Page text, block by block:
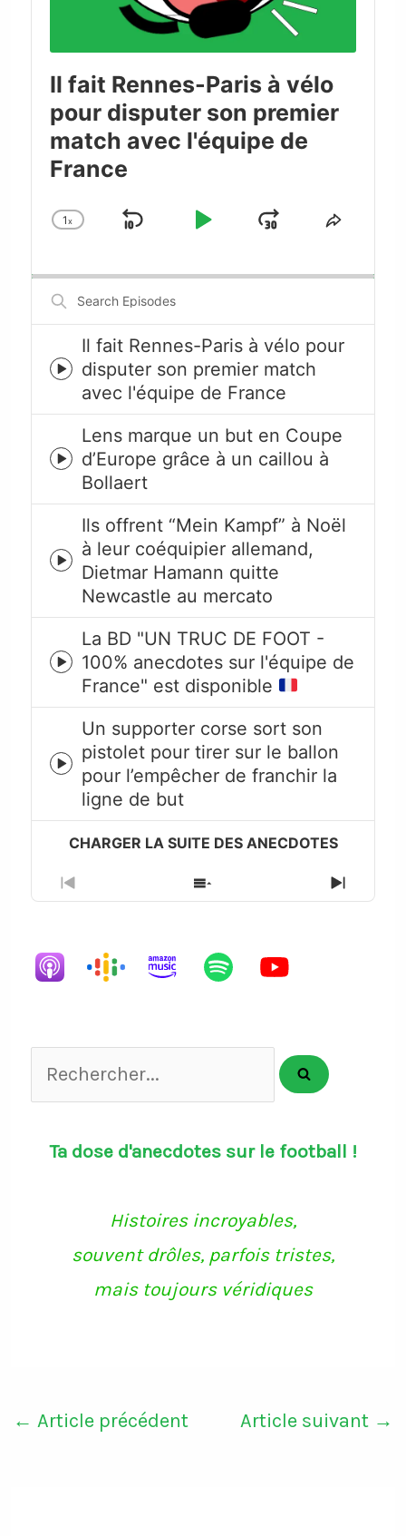
Il fait Rennes-Paris à vélo
pour disputer son premier
match avec l'équipe de
France
Change
1x
Skip
Play
JumpShare
Search
Episodes
Episode
play
icon
Il fait Rennes-Paris à vélo pour
disputer son premier match
avec l'équipe de France
Episode
play
icon
Lens marque un but en Coupe
d’Europe grâce à un caillou à
Bollaert
Episode
play
icon
Ils offrent “Mein Kampf” à Noël
à leur coéquipier allemand,
Dietmar Hamann quitte
Newcastle au mercato
Episode
play
icon
La BD "UN TRUC DE FOOT -
100% anecdotes sur l'équipe de
France" est disponible
Episode
play
icon
Un supporter corse sort son
pistolet pour tirer sur le ballon
pour l’empêcher de franchir la
ligne de but
Previous
Episode
Show
Episodes
Next
Episode
Rechercher...
Ta dose d'anecdotes sur le football !
Histoires incroyables,
souvent drôles, parfois tristes,
mais toujours véridiques
← Article précédent Article suivant →